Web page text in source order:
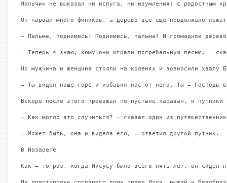
Мальчик не выказал ни испуга, ни изумления; с радостным
Он нарвал много фиников, а дерево все еще продолжало
— Пальма, поднимись! Поднимись, пальма! И громадное
— Теперь я знаю, кому они играли погребальную песню, –
Но мужчина и женщина стояли на коленях и возносили хвалу
— Ты видел наше горе и избавил нас от него. Ты – Господь
Вскоре после этого проезжал по пустыне караван, и
— Как могло это случиться? – сказал один из
— Может быть, она и видела его, – ответил другой путник.
В Назарете
Как – то раз, когда Иисусу было всего пять лет, он сидел